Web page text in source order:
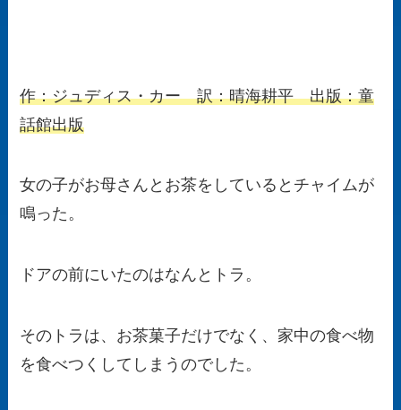
作：ジュディス・カー 訳：晴海耕平 出版：童
話館出版
女の子がお母さんとお茶をしているとチャイムが
鳴った。
ドアの前にいたのはなんとトラ。
そのトラは、お茶菓子だけでなく、家中の食べ物
を食べつくしてしまうのでした。